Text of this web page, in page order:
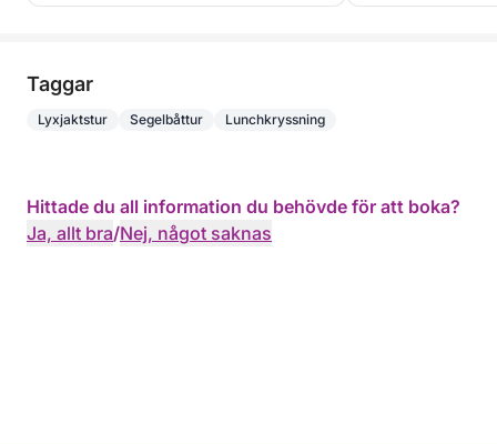
Taggar
Lyxjaktstur Segelbåttur Lunchkryssning
Hittade du all information du behövde för att boka?
Ja, allt bra/Nej, något saknas